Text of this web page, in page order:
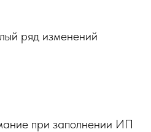
ряд изменений
при заполнении ИП